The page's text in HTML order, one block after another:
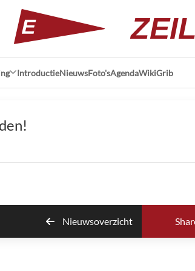
IntroductieNieuwsFoto'sAgendaWikiGrib
Nieuwsoverzicht